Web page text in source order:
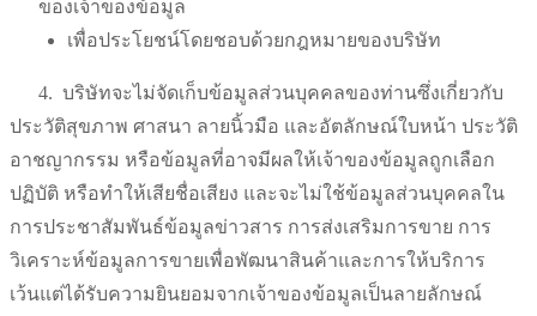
ของเจ้าของข้อมูล
เพื่อประโยชน์โดยชอบด้วยกฎหมายของบริษัท
4. บริษัทจะไม่จัดเก็บข้อมูลส่วนบุคคลของท่านซึ่งเกี่ยวกับ
ประวัติสุขภาพ ศาสนา ลายนิ้วมือ และอัตลักษณ์ใบหน้า ประวัติ
อาชญากรรม หรือข้อมูลที่อาจมีผลให้เจ้าของข้อมูลถูกเลือก
ปฏิบัติ หรือทำให้เสียชื่อเสียง และจะไม่ใช้ข้อมูลส่วนบุคคลใน
การประชาสัมพันธ์ข้อมูลข่าวสาร การส่งเสริมการขาย การ
วิเคราะห์ข้อมูลการขายเพื่อพัฒนาสินค้าและการให้บริการ
เว้นแต่ได้รับความยินยอมจากเจ้าของข้อมูลเป็นลายลักษณ์